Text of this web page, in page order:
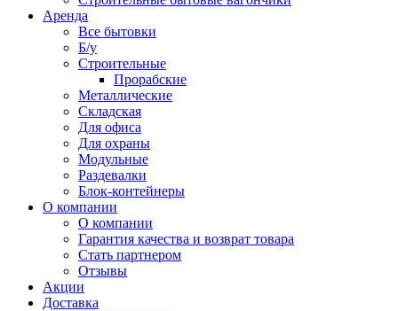
Аренда
Все бытовки
Б/у
Строительные
Прорабские
Металлические
Складская
Для офиса
Для охраны
Модульные
Раздевалки
Блок-контейнеры
О компании
О компании
Гарантия качества и возврат товара
Стать партнером
Отзывы
Акции
Доставка